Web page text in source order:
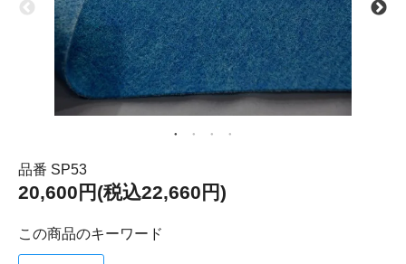
品番 SP53
20,600円(税込22,660円)
この商品のキーワード